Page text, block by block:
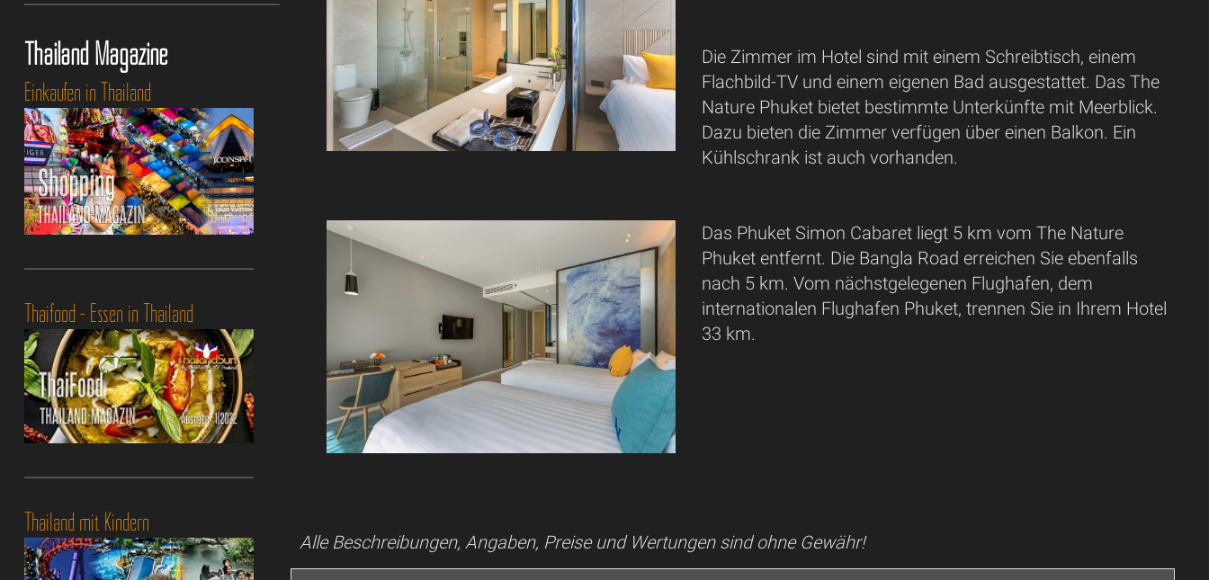
Die Zimmer im Hotel sind mit einem Schreibtisch, einem
Flachbild-TV und einem eigenen Bad ausgestattet. Das The
Nature Phuket bietet bestimmte Unterkünfte mit Meerblick.
Dazu bieten die Zimmer verfügen über einen Balkon. Ein
Kühlschrank ist auch vorhanden.
Das Phuket Simon Cabaret liegt 5 km vom The Nature
Phuket entfernt. Die Bangla Road erreichen Sie ebenfalls
nach 5 km. Vom nächstgelegenen Flughafen, dem
internationalen Flughafen Phuket, trennen Sie in Ihrem Hotel
33 km.
Alle Beschreibungen, Angaben, Preise und Wertungen sind ohne Gewähr!
Thailand Magazine
Einkaufen in Thailand
Thaifood - Essen in Thailand
Thailand mit Kindern